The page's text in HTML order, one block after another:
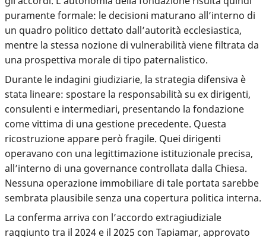
puramente formale: le decisioni maturano all’interno di
un quadro politico dettato dall’autorità ecclesiastica,
mentre la stessa nozione di vulnerabilità viene filtrata da
una prospettiva morale di tipo paternalistico.
Durante le indagini giudiziarie, la strategia difensiva è
stata lineare: spostare la responsabilità su ex dirigenti,
consulenti e intermediari, presentando la fondazione
come vittima di una gestione precedente. Questa
ricostruzione appare però fragile. Quei dirigenti
operavano con una legittimazione istituzionale precisa,
all’interno di una governance controllata dalla Chiesa.
Nessuna operazione immobiliare di tale portata sarebbe
sembrata plausibile senza una copertura politica interna.
La conferma arriva con l’accordo extragiudiziale
raggiunto tra il 2024 e il 2025 con Tapiamar, approvato